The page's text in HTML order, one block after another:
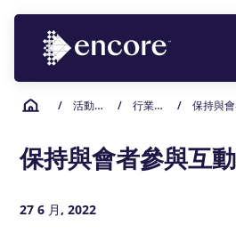
/ 活動策劃資源 / 行業洞察 / 保持與
保持與會者參與互
27 6 月, 2022